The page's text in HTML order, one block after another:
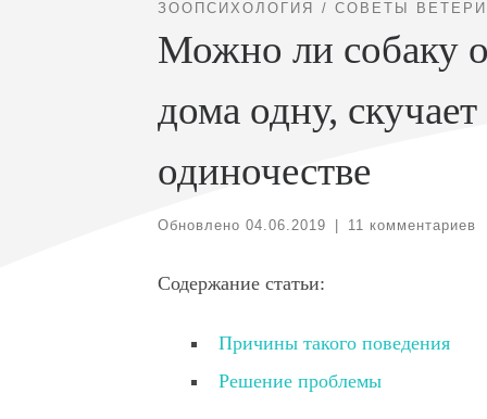
ЗООПСИХОЛОГИЯ СОВЕТЫ
Можно ли собаку
дома одну,
одиночестве
Обновлено 04.06.2019 11 комментариев
Содержание статьи:
Причины такого поведения
Решение проблемы